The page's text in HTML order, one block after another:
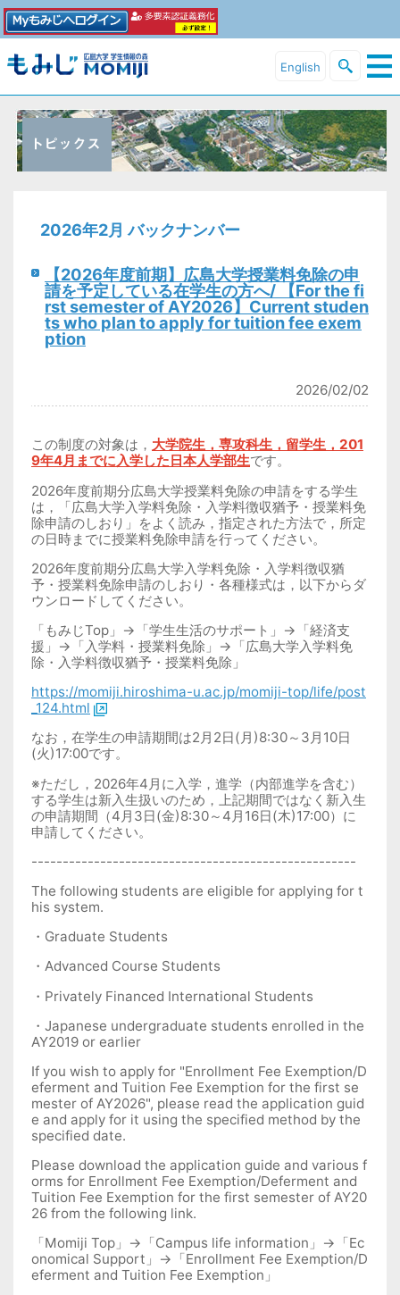
English
2026年2月 バックナンバー
【2026年度前期】広島大学授業料免除の申
請を予定している在学生の方へ/ 【For the fi
rst semester of AY2026】Current studen
ts who plan to apply for tuition fee exem
ption
2026/02/02
この制度の対象は， 大学院生，専攻科生，留学生，201
9年4月までに入学した日本人学部生です。
2026年度前期分広島大学授業料免除の申請をする学生
は，「広島大学入学料免除・入学料徴収猶予・授業料免
除申請のしおり」をよく読み，指定された方法で，所定
の日時までに授業料免除申請を行ってください。
2026年度前期分広島大学入学料免除・入学料徴収猶
予・授業料免除申請のしおり・各種様式は，以下からダ
ウンロードしてください。
「もみじTop 」 → 「学生生活のサポート」 → 「経済支
援」 → 「入学料・授業料免除」 → 「広島大学入学料免
除・入学料徴収猶予・授業料免除」
https://momiji.hiroshima-u.ac.jp/momiji-top/life/post
_124.html
なお，在学生の申請期間は2月 2日(月 )8:30～ 3月 10日
(火)17:00です。
※ただし， 2026年4 月に入学，進学（内部進学を含む）
する学生は新入生扱いのため，上記期間ではなく新入生
の申請期間（4 月 3日(金)8:30～ 4 月 16日(木)17:00）に
申請してください。
----------------------------------------------------
The following students are eligible for applying for t
his system.
・ Graduate Students
・ Advanced Course Students
・ Privately Financed International Students
・ Japanese undergraduate students enrolled in the
AY2019 or earlier
If you wish to apply for "Enrollment Fee Exemption/D
eferment and Tuition Fee Exemption for the first se
mester of AY2026", please read the application guid
e and apply for it using the specified method by the
specified date.
Please download the application guide and various f
orms for Enrollment Fee Exemption/Deferment and
Tuition Fee Exemption for the first semester of AY20
26 from the following link.
「Momiji Top 」 → 「Campus life information 」 → 「Ec
onomical Support 」 → 「Enrollment Fee Exemption/D
eferment and Tuition Fee Exemption 」